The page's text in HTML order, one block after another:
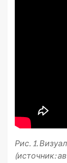
Рис. 1.
(источник: